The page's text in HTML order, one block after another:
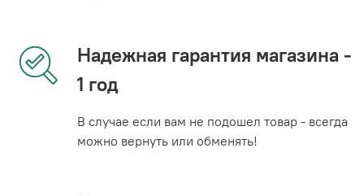
Надежная гарантия магазина -
1 год
В случае если вам не подошел товар - всегда
можно вернуть или обменять!